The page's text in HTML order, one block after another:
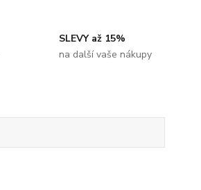
SLEVY až 15%
na další vaše nákupy